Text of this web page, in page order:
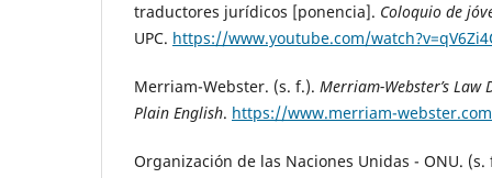
traductores jurídicos [ponencia]. Coloquio de
UPC. https://www.youtube.com/
Merriam-Webster. (s. f.). Merriam-Webster’s
Plain English. https://www.merriam-
Organización de las Naciones Unidas - ONU.